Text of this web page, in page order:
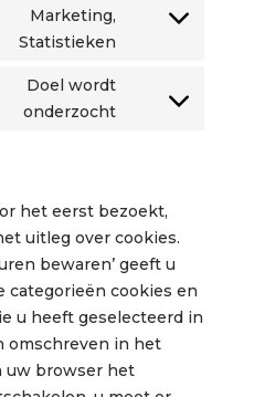
various-
service
Marketing,
Statistieken
Consent
contentsquare
Doel wordt
onderzocht
Consent
het eerst bezoekt,
uitleg over cookies.
bewaren’ geeft u
categorieën cookies en
u heeft geselecteerd in
omschreven in het
uw browser het